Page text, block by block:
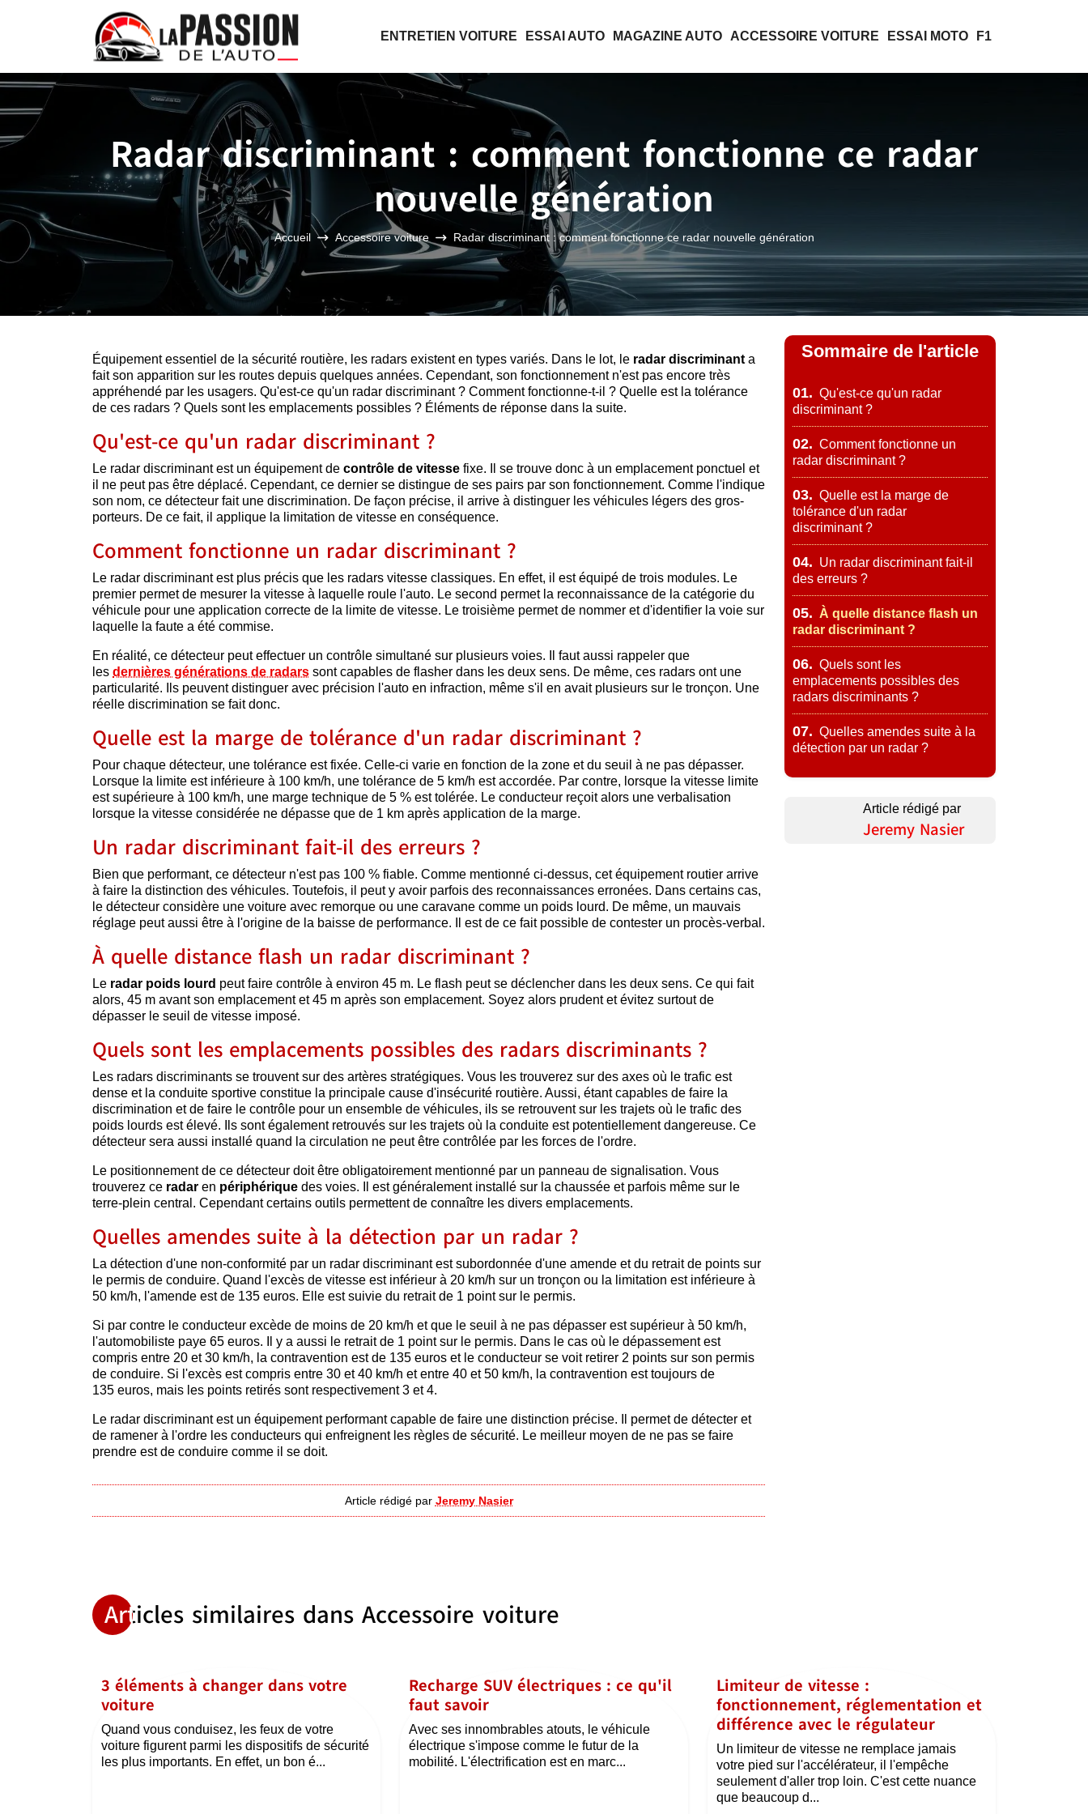
ENTRETIEN VOITURE ESSAI AUTO MAGAZINE AUTO ACCESSOIRE VOITURE ESSAI MOTO F1
Radar discriminant : comment fonctionne ce radar
nouvelle génération
Accueil Accessoire voiture Radar discriminant : comment fonctionne ce radar nouvelle génération
Équipement essentiel de la sécurité routière, les radars existent en types variés. Dans le lot, le radar discriminant a
fait son apparition sur les routes depuis quelques années. Cependant, son fonctionnement n'est pas encore très
appréhendé par les usagers. Qu'est-ce qu'un radar discriminant ? Comment fonctionne-t-il ? Quelle est la tolérance
de ces radars ? Quels sont les emplacements possibles ? Éléments de réponse dans la suite.
Qu'est-ce qu'un radar discriminant ?
Le radar discriminant est un équipement de contrôle de vitesse fixe. Il se trouve donc à un emplacement ponctuel et
il ne peut pas être déplacé. Cependant, ce dernier se distingue de ses pairs par son fonctionnement. Comme l'indique
son nom, ce détecteur fait une discrimination. De façon précise, il arrive à distinguer les véhicules légers des gros-
porteurs. De ce fait, il applique la limitation de vitesse en conséquence.
Comment fonctionne un radar discriminant ?
Le radar discriminant est plus précis que les radars vitesse classiques. En effet, il est équipé de trois modules. Le
premier permet de mesurer la vitesse à laquelle roule l'auto. Le second permet la reconnaissance de la catégorie du
véhicule pour une application correcte de la limite de vitesse. Le troisième permet de nommer et d'identifier la voie sur
laquelle la faute a été commise.
En réalité, ce détecteur peut effectuer un contrôle simultané sur plusieurs voies. Il faut aussi rappeler que
les dernières générations de radars sont capables de flasher dans les deux sens. De même, ces radars ont une
particularité. Ils peuvent distinguer avec précision l'auto en infraction, même s'il en avait plusieurs sur le tronçon. Une
réelle discrimination se fait donc.
Quelle est la marge de tolérance d'un radar discriminant ?
Pour chaque détecteur, une tolérance est fixée. Celle-ci varie en fonction de la zone et du seuil à ne pas dépasser.
Lorsque la limite est inférieure à 100 km/h, une tolérance de 5 km/h est accordée. Par contre, lorsque la vitesse limite
est supérieure à 100 km/h, une marge technique de 5 % est tolérée. Le conducteur reçoit alors une verbalisation
lorsque la vitesse considérée ne dépasse que de 1 km après application de la marge.
Un radar discriminant fait-il des erreurs ?
Bien que performant, ce détecteur n'est pas 100 % fiable. Comme mentionné ci-dessus, cet équipement routier arrive
à faire la distinction des véhicules. Toutefois, il peut y avoir parfois des reconnaissances erronées. Dans certains cas,
le détecteur considère une voiture avec remorque ou une caravane comme un poids lourd. De même, un mauvais
réglage peut aussi être à l'origine de la baisse de performance. Il est de ce fait possible de contester un procès-verbal.
À quelle distance flash un radar discriminant ?
Le radar poids lourd peut faire contrôle à environ 45 m. Le flash peut se déclencher dans les deux sens. Ce qui fait
alors, 45 m avant son emplacement et 45 m après son emplacement. Soyez alors prudent et évitez surtout de
dépasser le seuil de vitesse imposé.
Quels sont les emplacements possibles des radars discriminants ?
Les radars discriminants se trouvent sur des artères stratégiques. Vous les trouverez sur des axes où le trafic est
dense et la conduite sportive constitue la principale cause d'insécurité routière. Aussi, étant capables de faire la
discrimination et de faire le contrôle pour un ensemble de véhicules, ils se retrouvent sur les trajets où le trafic des
poids lourds est élevé. Ils sont également retrouvés sur les trajets où la conduite est potentiellement dangereuse. Ce
détecteur sera aussi installé quand la circulation ne peut être contrôlée par les forces de l'ordre.
Le positionnement de ce détecteur doit être obligatoirement mentionné par un panneau de signalisation. Vous
trouverez ce radar en périphérique des voies. Il est généralement installé sur la chaussée et parfois même sur le
terre-plein central. Cependant certains outils permettent de connaître les divers emplacements.
Quelles amendes suite à la détection par un radar ?
La détection d'une non-conformité par un radar discriminant est subordonnée d'une amende et du retrait de points sur
le permis de conduire. Quand l'excès de vitesse est inférieur à 20 km/h sur un tronçon ou la limitation est inférieure à
50 km/h, l'amende est de 135 euros. Elle est suivie du retrait de 1 point sur le permis.
Si par contre le conducteur excède de moins de 20 km/h et que le seuil à ne pas dépasser est supérieur à 50 km/h,
l'automobiliste paye 65 euros. Il y a aussi le retrait de 1 point sur le permis. Dans le cas où le dépassement est
compris entre 20 et 30 km/h, la contravention est de 135 euros et le conducteur se voit retirer 2 points sur son permis
de conduire. Si l'excès est compris entre 30 et 40 km/h et entre 40 et 50 km/h, la contravention est toujours de
135 euros, mais les points retirés sont respectivement 3 et 4.
Le radar discriminant est un équipement performant capable de faire une distinction précise. Il permet de détecter et
de ramener à l'ordre les conducteurs qui enfreignent les règles de sécurité. Le meilleur moyen de ne pas se faire
prendre est de conduire comme il se doit.
Article rédigé par Jeremy Nasier
Sommaire de l'article
01. Qu'est-ce qu'un radar
discriminant ?
02. Comment fonctionne un
radar discriminant ?
03. Quelle est la marge de
tolérance d'un radar
discriminant ?
04. Un radar discriminant fait-il
des erreurs ?
05. À quelle distance flash un
radar discriminant ?
06. Quels sont les
emplacements possibles des
radars discriminants ?
07. Quelles amendes suite à la
détection par un radar ?
Article rédigé par
Jeremy Nasier
Articles similaires dans Accessoire voiture
3 éléments à changer dans votre
voiture
Quand vous conduisez, les feux de votre
voiture figurent parmi les dispositifs de sécurité
les plus importants. En effet, un bon é...
Recharge SUV électriques : ce qu'il
faut savoir
Avec ses innombrables atouts, le véhicule
électrique s'impose comme le futur de la
mobilité. L'électrification est en marc...
Limiteur de vitesse :
fonctionnement, réglementation et
différence avec le régulateur
Un limiteur de vitesse ne remplace jamais
votre pied sur l'accélérateur, il l'empêche
seulement d'aller trop loin. C'est cette nuance
que beaucoup d...